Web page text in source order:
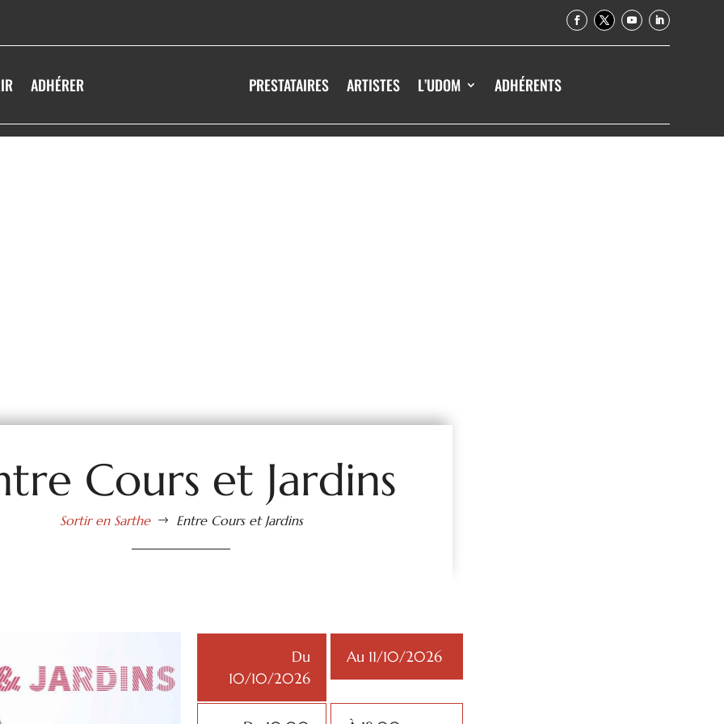
ADHÉRER PRESTATAIRES ARTISTES L’UDOM ADHÉRENTS
Cours et Jardins
Sortir en Sarthe $ Entre Cours et Jardins
Du
10/10/2026
Au 11/10/2026